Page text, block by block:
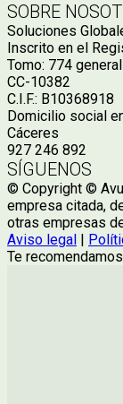
SOBRE
Soluciones
Inscrito en el
Tomo: 774
CC-10382
C.I.F.: B10368918
Domicilio social
Cáceres
927 246 892
SÍGUENOS
© Copyright ©
empresa citada,
otras empresas
Aviso legal |
Te